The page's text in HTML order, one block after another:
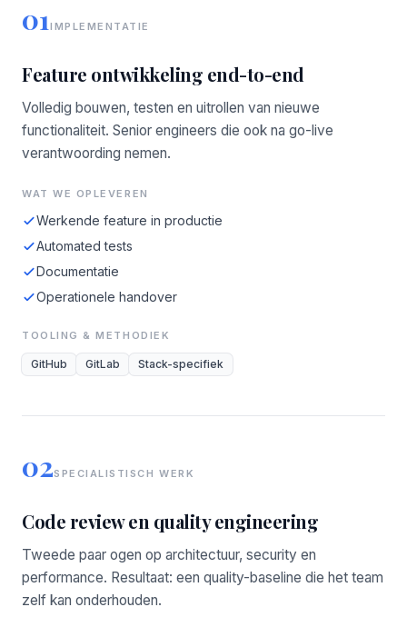
01IMPLEMENTATIE
Feature ontwikkeling end-to-end
Volledig bouwen, testen en uitrollen van nieuwe
functionaliteit. Senior engineers die ook na go-live
verantwoording nemen.
WAT WE OPLEVEREN
Werkende feature in productie
Automated tests
Documentatie
Operationele handover
TOOLING & METHODIEK
GitHub GitLab Stack-specifiek
02SPECIALISTISCH WERK
Code review en quality engineering
Tweede paar ogen op architectuur, security en
performance. Resultaat: een quality-baseline die het team
zelf kan onderhouden.